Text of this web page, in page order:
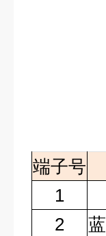
端子号
1
2
蓝